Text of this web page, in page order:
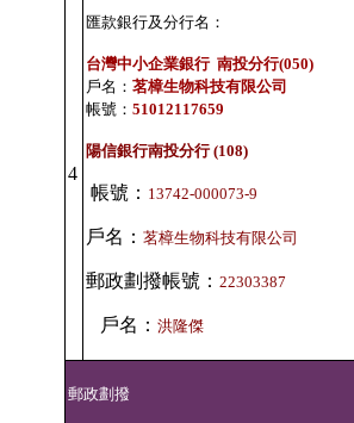
4
匯款銀行及分行名：
台灣中小企業銀行 南投分行(050)
戶名： 茗樟生物科技有限公司
帳號： 51012117659
陽信銀行南投分行 (108)
帳號： 13742-000073-9
戶名： 茗樟生物科技有限公司
郵政劃撥帳號： 22303387
戶名： 洪隆傑
郵政劃撥